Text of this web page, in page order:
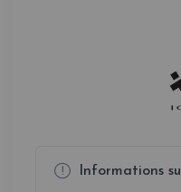
Informations